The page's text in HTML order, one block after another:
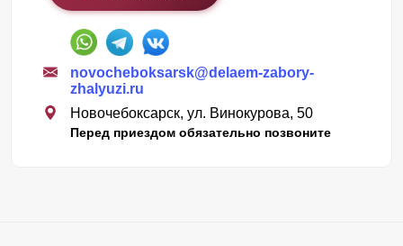
novocheboksarsk@delaem-zabory-
zhalyuzi.ru
Новочебоксарск, ул. Винокурова, 50
Перед приездом обязательно позвоните